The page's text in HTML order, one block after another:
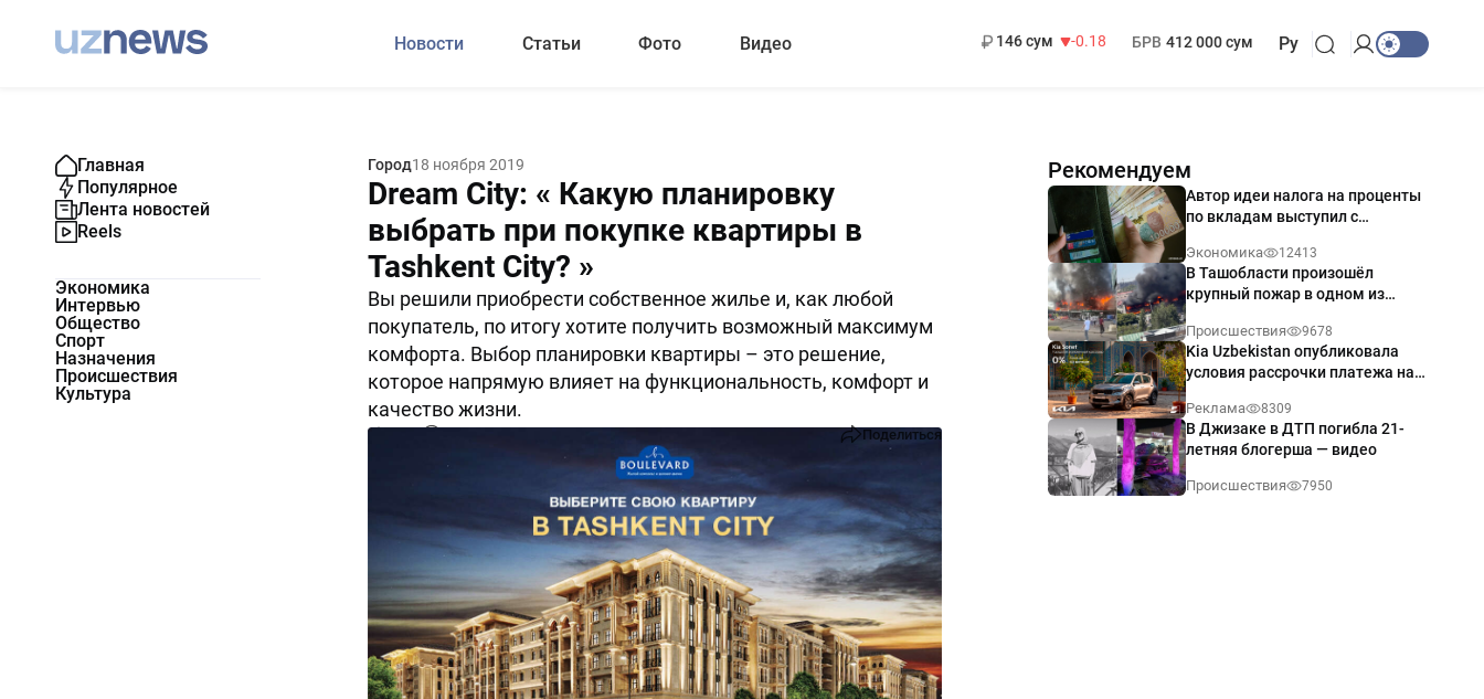
Новости Статьи Фото Видео
146 сум
-0.18
БРВ 412 000 сум Ру
Главная
Популярное
Лента новостей
Reels
Экономика
Интервью
Общество
Спорт
Назначения
Происшествия
Культура
Город18 ноября 2019
Dream City: « Какую планировку
выбрать при покупке квартиры в
Tashkent City? »
Вы решили приобрести собственное жилье и, как любой
покупатель, по итогу хотите получить возможный максимум
комфорта. Выбор планировки квартиры – это решение,
которое напрямую влияет на функциональность, комфорт и
качество жизни.
Поделиться
Рекомендуем
Автор идеи налога на проценты
по вкладам выступил с
Экономика 12413
В Ташобласти произошёл
крупный пожар в одном из
Происшествия 9678
Kia Uzbekistan опубликовала
условия рассрочки платежа на
годовых
Реклама 8309
В Джизаке в ДТП погибла 21-
летняя блогерша — видео
Происшествия 7950